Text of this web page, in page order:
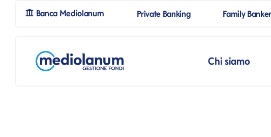
Banca MediolanummpSpanBlankPrivate BankingmpSpanBlankFamily Banker
Chi siamo